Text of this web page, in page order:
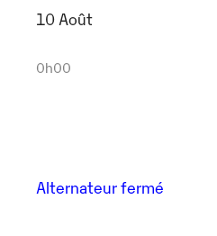
10 Août
0h00
Alternateur fermé